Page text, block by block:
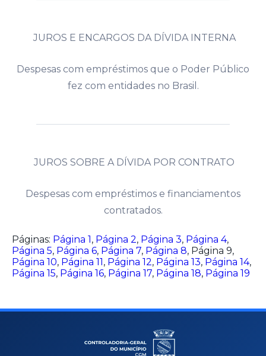
JUROS E ENCARGOS DA DÍVIDA INTERNA
Despesas com empréstimos que o Poder Público
fez com entidades no Brasil.
JUROS SOBRE A DÍVIDA POR CONTRATO
Despesas com empréstimos e financiamentos
contratados.
Páginas: Página 1, Página 2, Página 3, Página 4,
Página 5, Página 6, Página 7, Página 8, Página 9,
Página 10, Página 11, Página 12, Página 13, Página 14,
Página 15, Página 16, Página 17, Página 18, Página 19